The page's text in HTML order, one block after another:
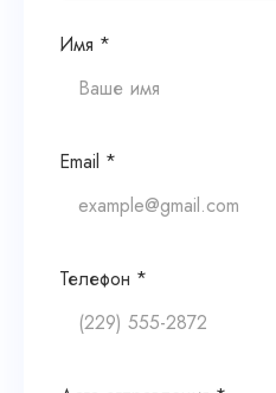
Имя *
Email *
Телефон *